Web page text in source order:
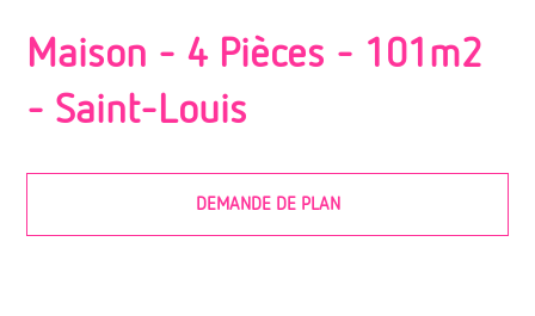
Maison - 4 Pièces - 101m2
- Saint-Louis
DEMANDE DE PLAN